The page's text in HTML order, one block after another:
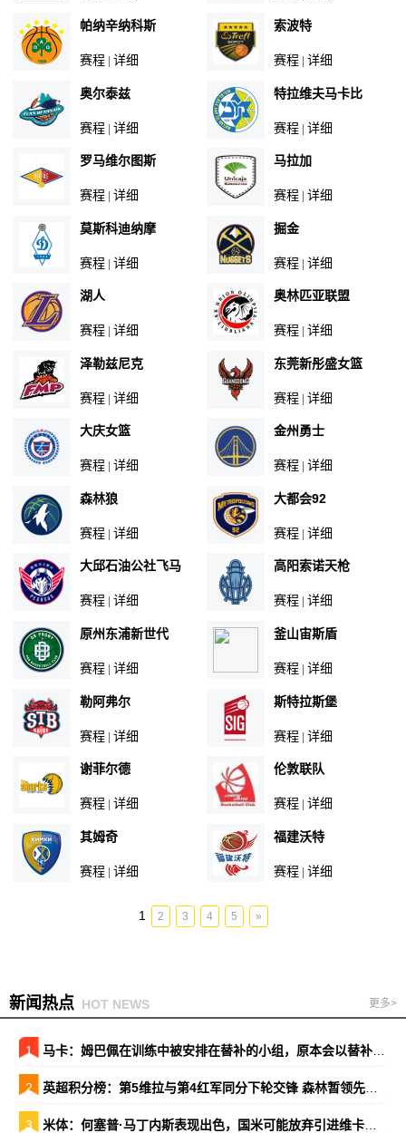
帕纳辛纳科斯
赛程 |详细
索波特
赛程 |详细
奥尔泰兹
赛程 |详细
特拉维夫马卡比
赛程 |详细
罗马维尔图斯
赛程 |详细
马拉加
赛程 |详细
莫斯科迪纳摩
赛程 |详细
掘金
赛程 |详细
湖人
赛程 |详细
奥林匹亚联盟
赛程 |详细
泽勒兹尼克
赛程 |详细
东莞新彤盛女篮
赛程 |详细
大庆女篮
赛程 |详细
金州勇士
赛程 |详细
森林狼
赛程 |详细
大都会92
赛程 |详细
大邱石油公社飞马
赛程 |详细
高阳索诺天枪
赛程 |详细
原州东浦新世代
赛程 |详细
釜山宙斯盾
赛程 |详细
勒阿弗尔
赛程 |详细
斯特拉斯堡
赛程 |详细
谢菲尔德
赛程 |详细
伦敦联队
赛程 |详细
其姆奇
赛程 |详细
福建沃特
赛程 |详细
1 2 3 4 5 »
新闻热点 HOT NEWS 更多>
1 马卡：姆巴佩在训练中被安排在替补的小组，原本会以替补出战巴萨
2 英超积分榜：第5维拉与第4红军同分下轮交锋 森林暂领先降级区7分
3 米体：何塞普·马丁内斯表现出色，国米可能放弃引进维卡里奥